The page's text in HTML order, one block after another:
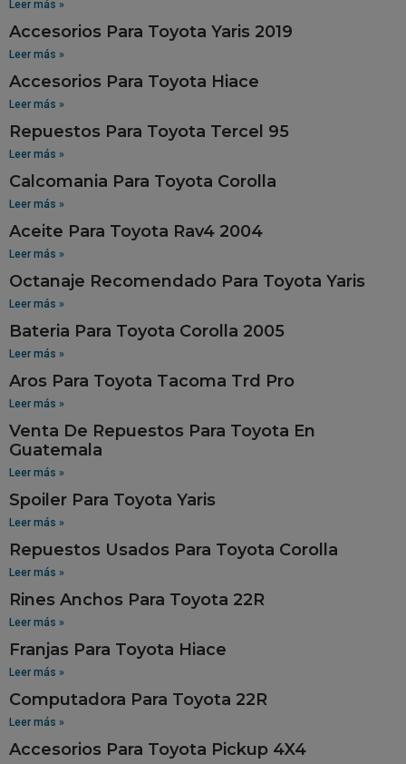
Leer más »
Accesorios Para Toyota Yaris 2019
Leer más »
Accesorios Para Toyota Hiace
Leer más »
Repuestos Para Toyota Tercel 95
Leer más »
Calcomania Para Toyota Corolla
Leer más »
Aceite Para Toyota Rav4 2004
Leer más »
Octanaje Recomendado Para Toyota Yaris
Leer más »
Bateria Para Toyota Corolla 2005
Leer más »
Aros Para Toyota Tacoma Trd Pro
Leer más »
Venta De Repuestos Para Toyota En
Guatemala
Leer más »
Spoiler Para Toyota Yaris
Leer más »
Repuestos Usados Para Toyota Corolla
Leer más »
Rines Anchos Para Toyota 22R
Leer más »
Franjas Para Toyota Hiace
Leer más »
Computadora Para Toyota 22R
Leer más »
Accesorios Para Toyota Pickup 4X4